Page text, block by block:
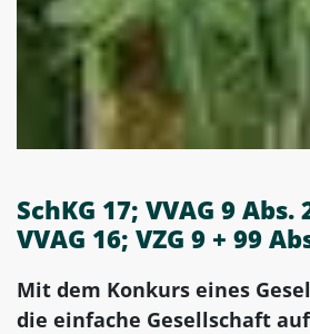
SchKG 17; VVAG 9 Abs.
VVAG 16; VZG 9 + 99
Mit dem Konkurs eines
die einfache Gesellschaft